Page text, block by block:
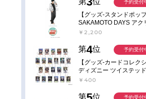
【グッズ-スタンドポップ
SAKAMOTO DAYS アク
ンド～Sunny Afternoon
￥2,200
予約受付
第4位
【グッズ-カードコレク
ディズニー ツイステッ
ーランド ランダムカード
￥400
予約受付
第 位 予約受付